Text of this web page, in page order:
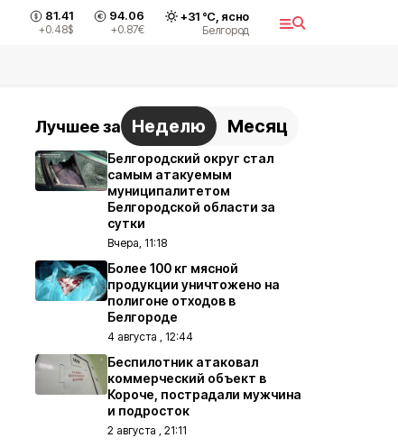
81.41
+0.48$
94.06
+0.87€
+31°С, ясно
Белгород
Лучшее за Неделю Месяц
Белгородский округ стал
самым атакуемым
муниципалитетом
Белгородской области за
сутки
Вчера, 11:18
Более 100 кг мясной
продукции уничтожено на
полигоне отходов в
Белгороде
4 августа , 12:44
Беспилотник атаковал
коммерческий объект в
Короче, пострадали мужчина
и подросток
2 августа , 21:11